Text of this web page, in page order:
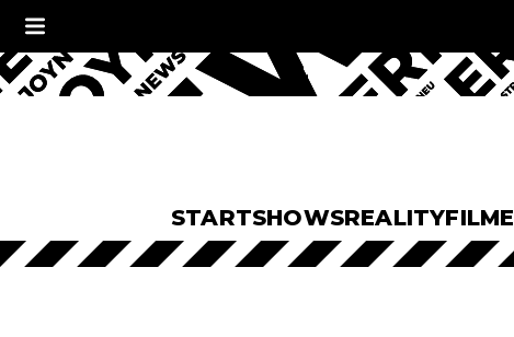
STARTSHOWSREALITYFILME